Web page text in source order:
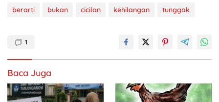
berarti bukan cicilan kehilangan tunggak
1
Baca Juga